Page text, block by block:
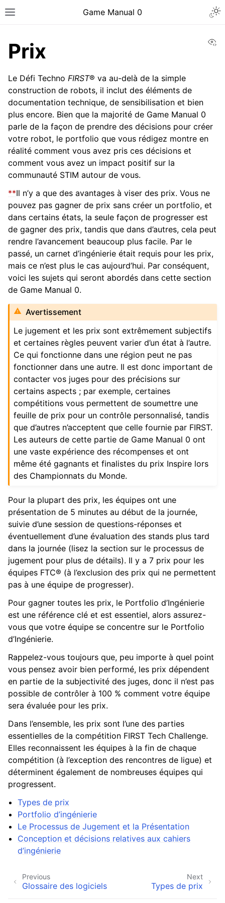
Toggle site navigation sidebar
Game Manual 0
navigation of Être une équipe
navigation of Compétences en conception
navigation of Composants Matériels
navigation of Fabrication sur mesure
navigation of Mécanismes communs
navigation of Composants Électroniques et de Mouvement
navigation of Logiciel
navigation of Prix
navigation of Annexe
navigation of Guide du contributeur
Prix
Le Défi Techno FIRST® va au-delà de la simple
construction de robots, il inclut des éléments de
documentation technique, de sensibilisation et bien
plus encore. Bien que la majorité de Game Manual 0
parle de la façon de prendre des décisions pour créer
votre robot, le portfolio que vous rédigez montre en
réalité comment vous avez pris ces décisions et
comment vous avez un impact positif sur la
communauté STIM autour de vous.
**Il n’y a que des avantages à viser des prix. Vous ne
pouvez pas gagner de prix sans créer un portfolio, et
dans certains états, la seule façon de progresser est
de gagner des prix, tandis que dans d’autres, cela peut
rendre l’avancement beaucoup plus facile. Par le
passé, un carnet d’ingénierie était requis pour les prix,
mais ce n’est plus le cas aujourd’hui. Par conséquent,
voici les sujets qui seront abordés dans cette section
de Game Manual 0.
Avertissement
Le jugement et les prix sont extrêmement subjectifs
et certaines règles peuvent varier d’un état à l’autre.
Ce qui fonctionne dans une région peut ne pas
fonctionner dans une autre. Il est donc important de
contacter vos juges pour des précisions sur
certains aspects ; par exemple, certaines
compétitions vous permettent de soumettre une
feuille de prix pour un contrôle personnalisé, tandis
que d’autres n’acceptent que celle fournie par FIRST.
Les auteurs de cette partie de Game Manual 0 ont
une vaste expérience des récompenses et ont
même été gagnants et finalistes du prix Inspire lors
des Championnats du Monde.
Pour la plupart des prix, les équipes ont une
présentation de 5 minutes au début de la journée,
suivie d’une session de questions-réponses et
éventuellement d’une évaluation des stands plus tard
dans la journée (lisez la section sur le processus de
jugement pour plus de détails). Il y a 7 prix pour les
équipes FTC® (à l’exclusion des prix qui ne permettent
pas à une équipe de progresser).
Pour gagner toutes les prix, le Portfolio d’Ingénierie
est une référence clé et est essentiel, alors assurez-
vous que votre équipe se concentre sur le Portfolio
d’Ingénierie.
Rappelez-vous toujours que, peu importe à quel point
vous pensez avoir bien performé, les prix dépendent
en partie de la subjectivité des juges, donc il n’est pas
possible de contrôler à 100 % comment votre équipe
sera évaluée pour les prix.
Dans l’ensemble, les prix sont l’une des parties
essentielles de la compétition FIRST Tech Challenge.
Elles reconnaissent les équipes à la fin de chaque
compétition (à l’exception des rencontres de ligue) et
déterminent également de nombreuses équipes qui
progressent.
Types de prix
Portfolio d’ingénierie
Le Processus de Jugement et la Présentation
Conception et décisions relatives aux cahiers
d’ingénierie
Next
Types de prix
Previous
Glossaire des logiciels